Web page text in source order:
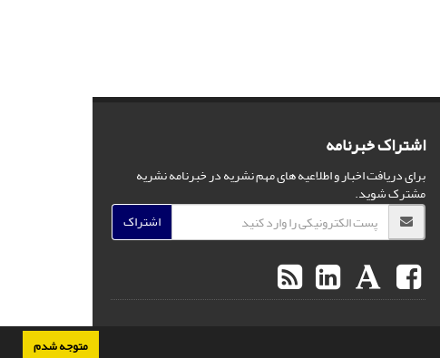
متوجه شدم
اشتراک خبرنامه
برای دریافت اخبار و اطلاعیه های مهم نشریه در خبرنامه نشریه
مشترک شوید.
اشتراک